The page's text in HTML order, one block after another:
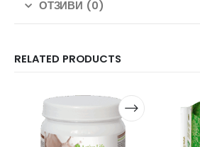
ОТЗИВИ (0)
RELATED PRODUCTS